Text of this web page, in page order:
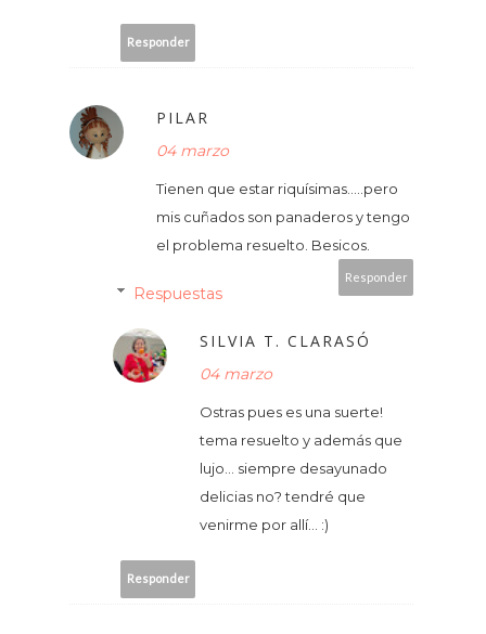
Responder
PILAR
04 marzo
Tienen que estar riquísimas.....pero
mis cuñados son panaderos y tengo
el problema resuelto. Besicos.
Responder
Respuestas
SILVIA T. CLARASÓ
04 marzo
Ostras pues es una suerte!
tema resuelto y además que
lujo... siempre desayunado
delicias no? tendré que
venirme por allí... :)
Responder